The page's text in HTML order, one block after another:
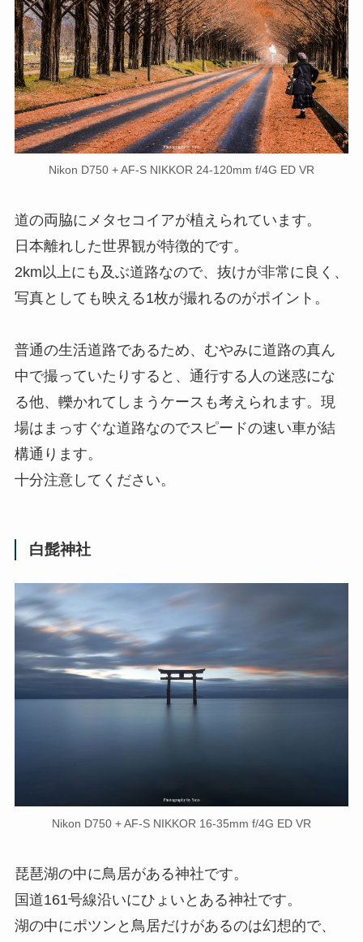
Nikon D750 + AF-S NIKKOR 24-120mm f/4G ED VR
道の両脇にメタセコイアが植えられています。
日本離れした世界観が特徴的です。
2km以上にも及ぶ道路なので、抜けが非常に良く、
写真としても映える1枚が撮れるのがポイント。
普通の生活道路であるため、むやみに道路の真ん
中で撮っていたりすると、通行する人の迷惑にな
る他、轢かれてしまうケースも考えられます。現
場はまっすぐな道路なのでスピードの速い車が結
構通ります。
十分注意してください。
白髭神社
Nikon D750 + AF-S NIKKOR 16-35mm f/4G ED VR
琵琶湖の中に鳥居がある神社です。
国道161号線沿いにひょいとある神社です。
湖の中にポツンと鳥居だけがあるのは幻想的で、